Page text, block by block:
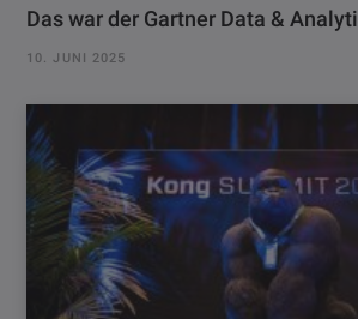
Das war der Gartner Data &
10. JUNI 2025